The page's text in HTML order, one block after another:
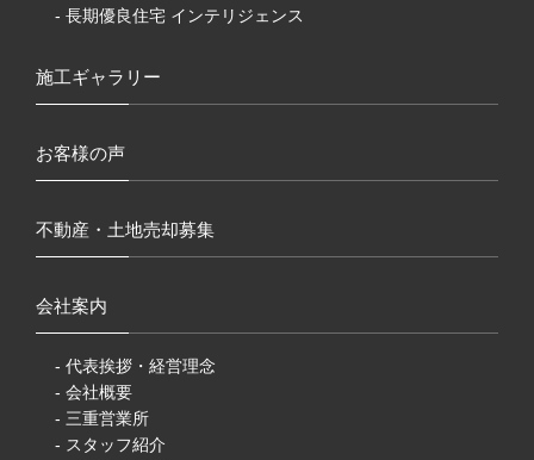
- 長期優良住宅 インテリジェンス
施工ギャラリー
お客様の声
不動産・土地売却募集
会社案内
- 代表挨拶・経営理念
- 会社概要
- 三重営業所
- スタッフ紹介